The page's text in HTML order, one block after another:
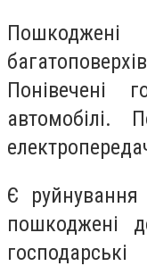
Понівечені
автомобілі.
Є
пошкоджені